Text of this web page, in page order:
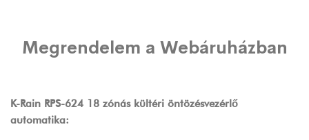
Megrendelem a Webáruházban
K-Rain RPS-624 18 zónás kültéri öntözésvezérlő
automatika: